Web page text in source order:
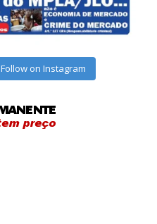
Follow on Instagram